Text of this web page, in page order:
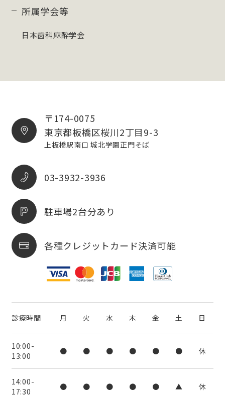
所属学会等
日本歯科麻酔学会
〒174-0075
東京都板橋区桜川2丁目9-3
上板橋駅南口 城北学園正門そば
03-3932-3936
駐車場2台分あり
各種クレジットカード決済可能
診療時間 月 火 水 木 金 土 日
10:00-
13:00
● ● ● ● ● ● 休
14:00-
17:30
● ● ● ● ● ▲ 休